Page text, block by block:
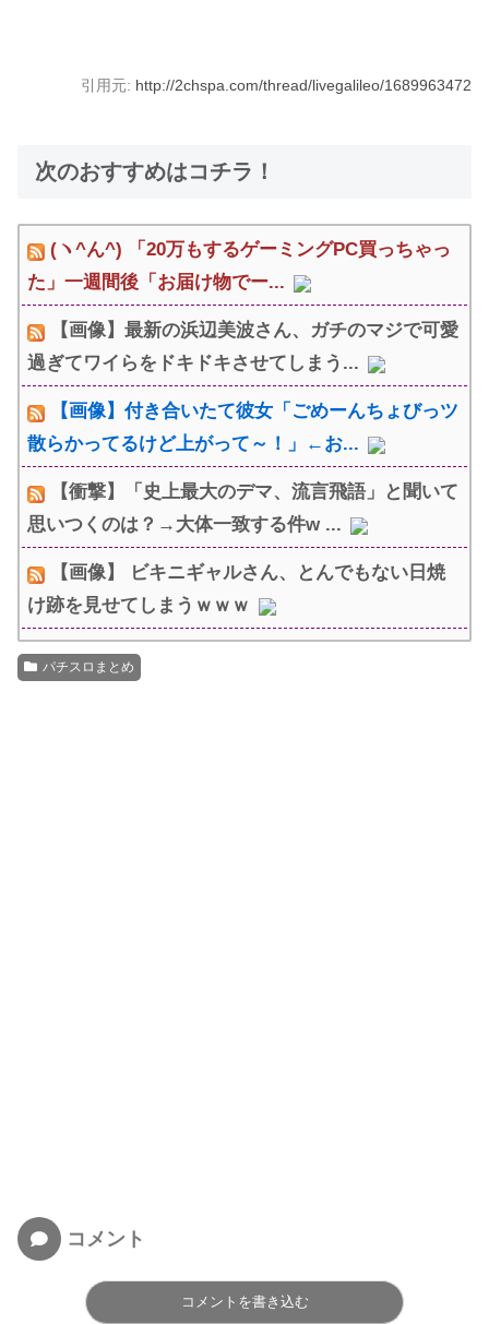
引用元: http://2chspa.com/thread/livegalileo/1689963472
次のおすすめはコチラ！
(ヽ^ん^) 「20万もするゲーミングPC買っちゃっ
た」一週間後「お届け物でー...
【画像】最新の浜辺美波さん、ガチのマジで可愛
過ぎてワイらをドキドキさせてしまう...
【画像】付き合いたて彼女「ごめーんちょびっツ
散らかってるけど上がって～！」←お...
【衝撃】「史上最大のデマ、流言飛語」と聞いて
思いつくのは？→大体一致する件w ...
【画像】 ビキニギャルさん、とんでもない日焼
け跡を見せてしまうｗｗｗ
パチスロまとめ
コメント
コメントを書き込む